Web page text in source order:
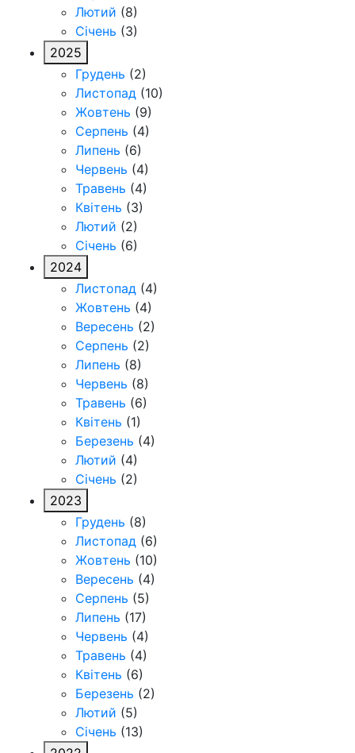
Лютий (8)
Січень (3)
2025
Грудень (2)
Листопад (10)
Жовтень (9)
Серпень (4)
Липень (6)
Червень (4)
Травень (4)
Квітень (3)
Лютий (2)
Січень (6)
2024
Листопад (4)
Жовтень (4)
Вересень (2)
Серпень (2)
Липень (8)
Червень (8)
Травень (6)
Квітень (1)
Березень (4)
Лютий (4)
Січень (2)
2023
Грудень (8)
Листопад (6)
Жовтень (10)
Вересень (4)
Серпень (5)
Липень (17)
Червень (4)
Травень (4)
Квітень (6)
Березень (2)
Лютий (5)
Січень (13)